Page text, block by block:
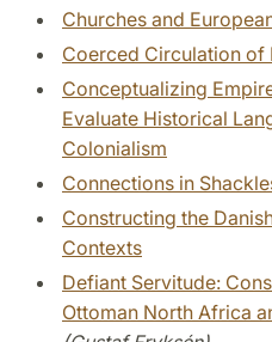
Churches and
Coerced Circulation of
Conceptualizing
Evaluate Historical
Colonialism
Connections in
Constructing the
Contexts
Defiant Servitude:
Ottoman North Africa